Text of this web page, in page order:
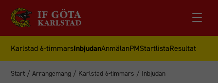
Karlstad 6-timmarsInbjudanAnmälanPMStartlistaResultat
Start /Arrangemang / Karlstad 6-timmars / Inbjudan